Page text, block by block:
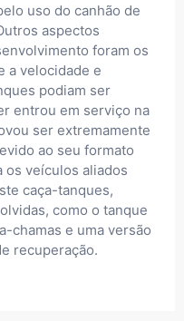
uso do canhão de
aspectos
foram os
a velocidade e
podiam ser
entrou em serviço na
ser extremamente
ao seu formato
os veículos aliados
caça-tanques,
como o tanque
chamas e uma versão
recuperação.